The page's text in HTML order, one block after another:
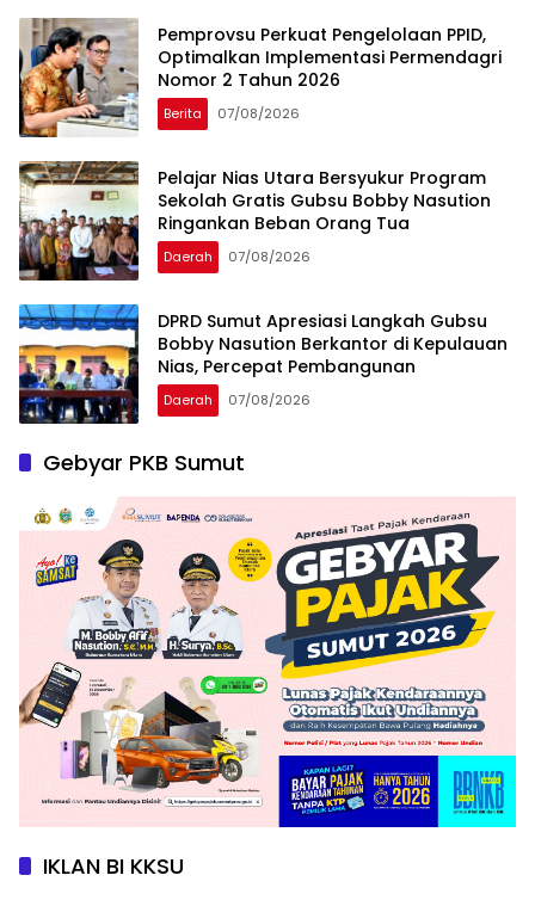
Pemprovsu Perkuat Pengelolaan PPID,
Optimalkan Implementasi Permendagri
Nomor 2 Tahun 2026
Berita 07/08/2026
Pelajar Nias Utara Bersyukur Program
Sekolah Gratis Gubsu Bobby Nasution
Ringankan Beban Orang Tua
Daerah 07/08/2026
DPRD Sumut Apresiasi Langkah Gubsu
Bobby Nasution Berkantor di Kepulauan
Nias, Percepat Pembangunan
Daerah 07/08/2026
Gebyar PKB Sumut
IKLAN BI KKSU